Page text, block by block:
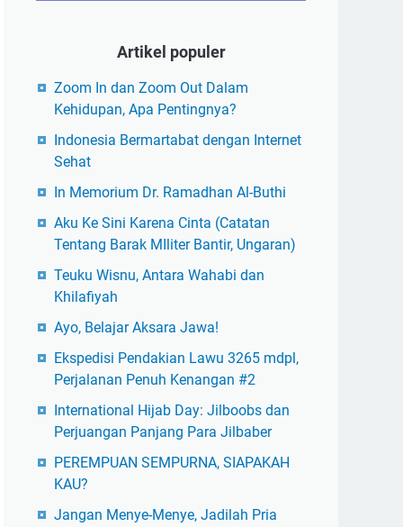
Artikel populer
Zoom In dan Zoom Out Dalam
Kehidupan, Apa Pentingnya?
Indonesia Bermartabat dengan Internet
Sehat
In Memorium Dr. Ramadhan Al-Buthi
Aku Ke Sini Karena Cinta (Catatan
Tentang Barak MIliter Bantir, Ungaran)
Teuku Wisnu, Antara Wahabi dan
Khilafiyah
Ayo, Belajar Aksara Jawa!
Ekspedisi Pendakian Lawu 3265 mdpl,
Perjalanan Penuh Kenangan #2
International Hijab Day: Jilboobs dan
Perjuangan Panjang Para Jilbaber
PEREMPUAN SEMPURNA, SIAPAKAH
KAU?
Jangan Menye-Menye, Jadilah Pria